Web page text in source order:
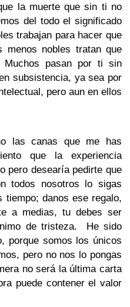
la muerte que sin ti no
del todo el significado
trabajan para hacer que
menos nobles tratan que
pasan por ti sin
subsistencia, ya sea por
pero aun en ellos
las canas que me has
que la experiencia
pero desearía pedirte que
todos nosotros lo sigas
tiempo; danos ese regalo,
a medias, tu debes ser
de tristeza. He sido
porque somos los únicos
pero no nos lo pongas
no será la última carta
puede contener el valor